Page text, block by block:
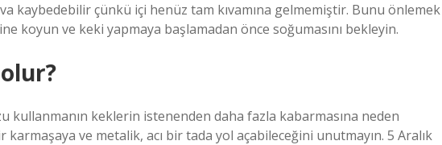
kaybedebilir çünkü içi henüz tam kıvamına gelmemiştir. Bunu önlemek
koyun ve keki yapmaya başlamadan önce soğumasını bekleyin.
kullanmanın keklerin istenenden daha fazla kabarmasına neden
karmaşaya ve metalik, acı bir tada yol açabileceğini unutmayın. 5 Aralık